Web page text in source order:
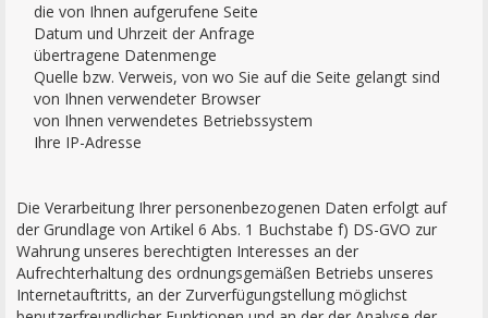
die von Ihnen aufgerufene Seite
Datum und Uhrzeit der Anfrage
übertragene Datenmenge
Quelle bzw. Verweis, von wo Sie auf die Seite gelangt sind
von Ihnen verwendeter Browser
von Ihnen verwendetes Betriebssystem
Ihre IP-Adresse
Die Verarbeitung Ihrer personenbezogenen Daten erfolgt auf
der Grundlage von Artikel 6 Abs. 1 Buchstabe f) DS-GVO zur
Wahrung unseres berechtigten Interesses an der
Aufrechterhaltung des ordnungsgemäßen Betriebs unseres
Internetauftritts, an der Zurverfügungstellung möglichst